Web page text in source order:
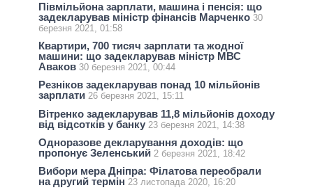
Півмільйона зарплати, машина і пенсія: що
задекларував міністр фінансів Марченко 30
березня 2021, 01:58
Квартири, 700 тисяч зарплати та жодної
машини: що задекларував міністр МВС
Аваков 30 березня 2021, 00:44
Резніков задекларував понад 10 мільйонів
зарплати 26 березня 2021, 15:11
Вітренко задекларував 11,8 мільйонів доходу
від відсотків у банку 23 березня 2021, 14:38
Одноразове декларування доходів: що
пропонує Зеленський 2 березня 2021, 18:42
Вибори мера Дніпра: Філатова переобрали
на другий термін 23 листопада 2020, 16:20